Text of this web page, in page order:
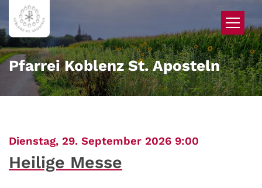
Zum Inhalt springen
Pfarrei Koblenz St. Aposteln
Dienstag, 29. September 2026 9:00
Heilige Messe